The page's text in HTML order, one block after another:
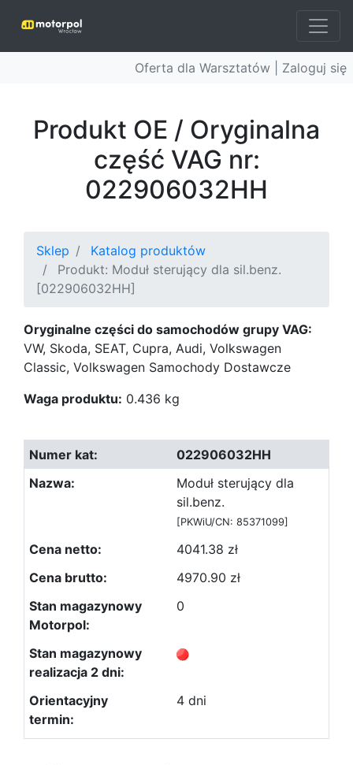
Oferta dla Warsztatów | Zaloguj się
Produkt OE / Oryginalna
część VAG nr:
022906032HH
Sklep
Katalog produktów
Produkt: Moduł sterujący dla sil.benz.
[022906032HH]
Oryginalne części do samochodów grupy VAG:
VW, Skoda, SEAT, Cupra, Audi, Volkswagen
Classic, Volkswagen Samochody Dostawcze
Waga produktu: 0.436 kg
022906032HH
Moduł sterujący dla
sil.benz.
[PKWiU/CN: 85371099]
4041.38 zł
4970.90 zł
0
4 dni